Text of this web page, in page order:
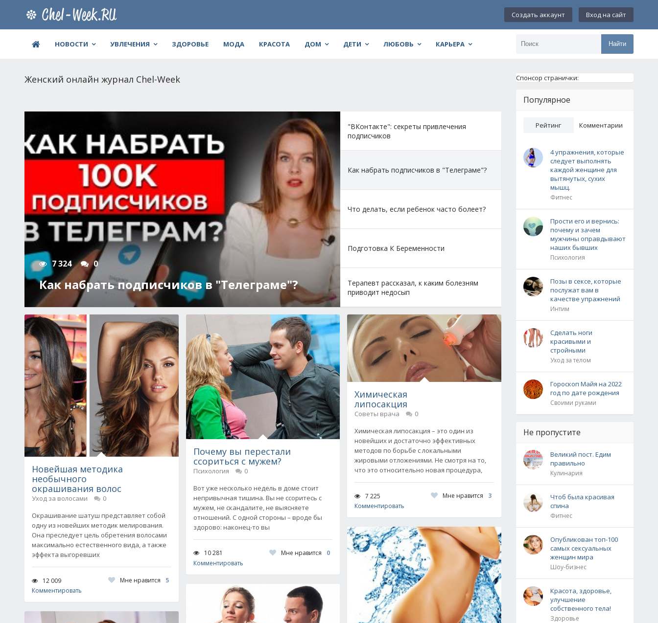
Создать аккаунт Вход на сайт
НОВОСТИ УВЛЕЧЕНИЯ ЗДОРОВЬЕ МОДА КРАСОТА ДОМ ДЕТИ ЛЮБОВЬ КАРЬЕРА Найти
Женский онлайн журнал Chel-Week
"ВКонтакте": секреты привлечения
подписчиков
Как набрать подписчиков в "Телеграме"?
4 925 0
Что делать, если ребенок часто болеет?
Что делать, если ребенок часто болеет?
Подготовка К Беременности
Терапевт рассказал, к каким болезням
приводит недосып
Новейшая методика
необычного
окрашивания волос
Уход за волосами
0
Окрашивание шатуш представляет собой
одну из новейших методик мелирования.
Она преследует цель обретения волосами
максимально естественного вида, а также
эффекта выгоревших
12 009 Мне нравится
5
Комментировать
Почему вы перестали
ссориться с мужем?
Психология
0
Вот уже несколько недель в доме стоит
непривычная тишина. Вы не ссоритесь с
мужем, не скандалите, не выясняете
отношений. С одной стороны – вроде бы
здорово: наконец-то вы
10 281 Мне нравится
0
Комментировать
Химическая
липосакция
Советы врача
0
Химическая липосакция – это один из
новейших и достаточно эффективных
методов по борьбе с локальными
жировыми отложениями. Не смотря на то,
что это относительно новая процедура,
7 225 Мне нравится
3
Комментировать
Спонсор странички:
Популярное
Рейтинг Комментарии
4 упражнения, которые
следует выполнять
каждой женщине для
вытянутых, сухих
мышц.
Фитнес
Прости его и вернись:
почему и зачем
мужчины оправдывают
наших бывших
Психология
Позы в сексе, которые
послужат вам в
качестве упражнений
Интим
Сделать ноги
красивыми и
стройными
Уход за телом
Гороскоп Майя на 2022
год по дате рождения
Своими руками
Не пропустите
Великий пост. Едим
правильно
Кулинария
Чтоб была красивая
спина
Фитнес
Опубликован топ-100
самых сексуальных
женщин мира
Шоу-бизнес
Красота, здоровье,
улучшение
собственного тела!
Здоровье